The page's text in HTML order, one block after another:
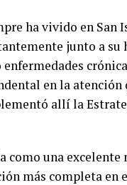
ha vivido en San
junto a
enfermedades
en la atención
allí la
como una
más completa en